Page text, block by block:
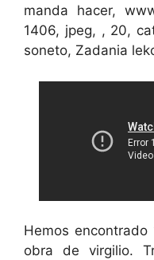
manda hacer,
1406, jpeg, , 20,
soneto, Zadania
Hemos
obra de virgilio.